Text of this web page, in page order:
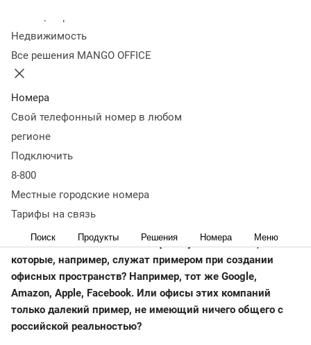
Недвижимость
Все решения MANGO OFFICE
Номера
Свой телефонный номер в любом
регионе
Подключить
8-800
Местные городские номера
Тарифы на связь
Поиск Продукты Решения Номера Меню
Officemaps.ru продолжает рассказывать про подход IT-
компаний к созданию своих офисов. Сегодня опытом
делится Юлия Балясникова, административный директор
«MANGO OFFICE».
человек с удовольствием приходил в офис, продуктивно
работал и счастливым возвращался домой. Поэтому мы
не создаем «капканов», то есть осознанно не формируем
такие условия, которые намеренно задерживают
людей». Подробнее читайте в материале.
Бывают ли «классические» офисы у IT-компаний,
которые, например, служат примером при создании
офисных пространств? Например, тот же Google,
Amazon, Apple, Facebook. Или офисы этих компаний
только далекий пример, не имеющий ничего общего с
российской реальностью?